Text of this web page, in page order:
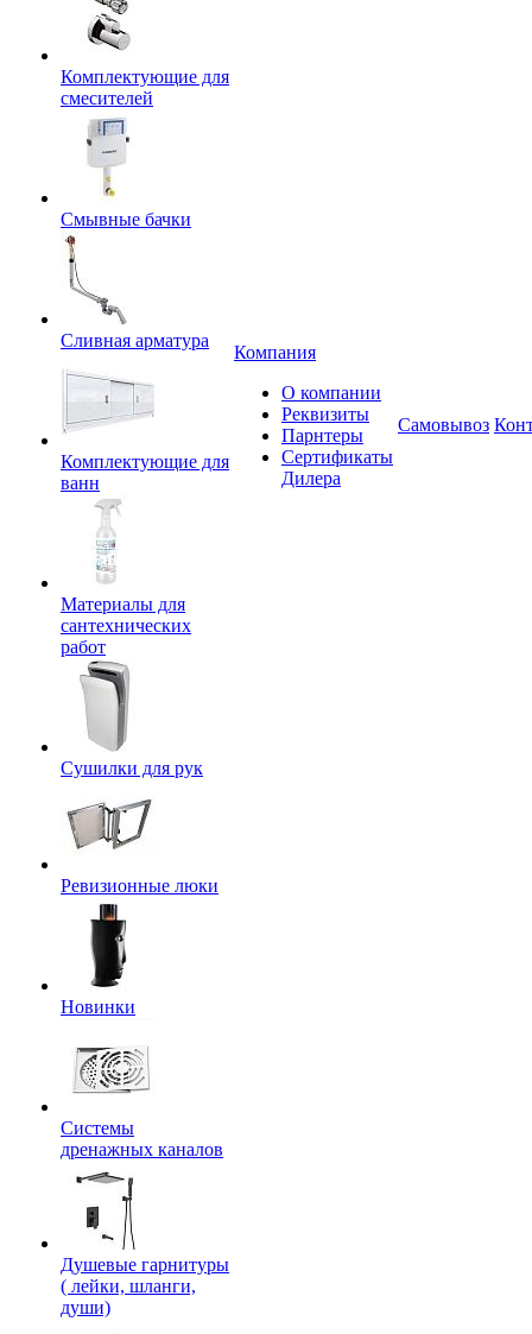
Комплектующие для
смесителей
Смывные бачки
Сливная арматура
Комплектующие для
ванн
Материалы для
сантехнических
работ
Сушилки для рук
Ревизионные люки
Новинки
Системы
дренажных каналов
Душевые гарнитуры
( лейки, шланги,
души)
Компания
О компании
Реквизиты
Парнтеры
Сертификаты
Дилера
Самовывоз